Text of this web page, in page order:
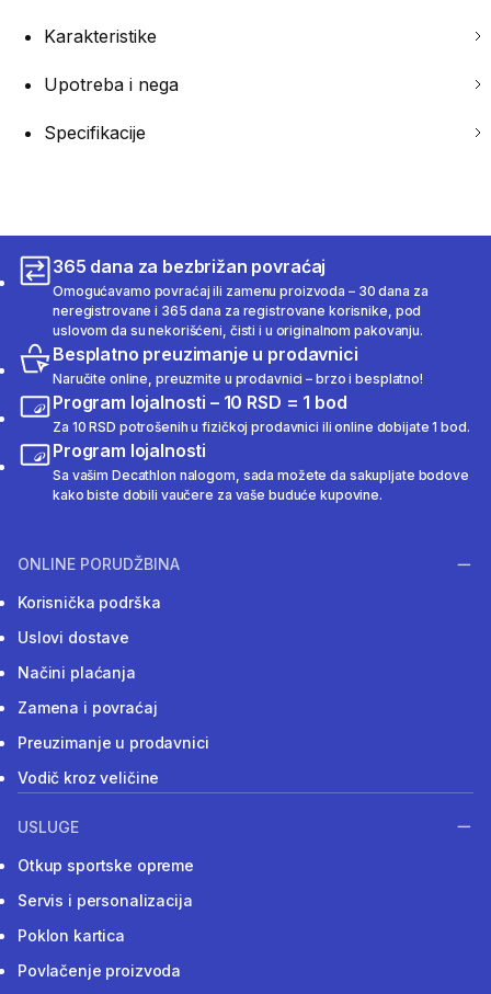
Karakteristike
Upotreba i nega
Specifikacije
365 dana za bezbrižan povraćaj
Omogućavamo povraćaj ili zamenu proizvoda – 30 dana za
neregistrovane i 365 dana za registrovane korisnike, pod
uslovom da su nekorišćeni, čisti i u originalnom pakovanju.
Besplatno preuzimanje u prodavnici
Naručite online, preuzmite u prodavnici – brzo i besplatno!
Program lojalnosti – 10 RSD = 1 bod
Za 10 RSD potrošenih u fizičkoj prodavnici ili online dobijate 1 bod.
Program lojalnosti
Sa vašim Decathlon nalogom, sada možete da sakupljate bodove
kako biste dobili vaučere za vaše buduće kupovine.
ONLINE PORUDŽBINA
Korisnička podrška
Uslovi dostave
Načini plaćanja
Zamena i povraćaj
Preuzimanje u prodavnici
Vodič kroz veličine
USLUGE
Otkup sportske opreme
Servis i personalizacija
Poklon kartica
Povlačenje proizvoda